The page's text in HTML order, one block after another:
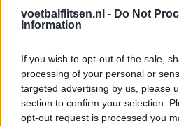
voetbalflitsen.nl - Do Not
Information
If you wish to opt-out of the sale,
processing of your personal or
targeted advertising by us, please
section to confirm your selection.
opt-out request is processed you
Hakim Ziyech verhuurt
appartement op
Marcos Leonardo laat
Ajax: 'Hier gaan fans van
Resterend
duels te zien